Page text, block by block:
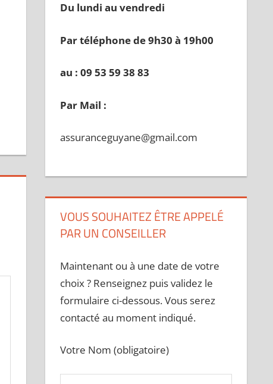
Du lundi au vendredi
Par téléphone de 9h30 à 19h00
au : 09 53 59 38 83
Par Mail :
assuranceguyane@gmail.com
VOUS SOUHAITEZ ÊTRE APPELÉ
PAR UN CONSEILLER
Maintenant ou à une date de votre
choix ? Renseignez puis validez le
formulaire ci-dessous. Vous serez
contacté au moment indiqué.
Votre Nom (obligatoire)